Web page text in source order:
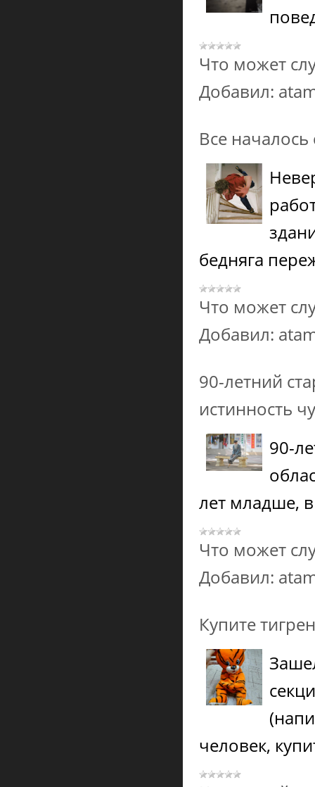
Что может
Добавил:
Все
бедняга
Что может
Добавил:
90-летний
истинность
90-
лет младше,
Что может
Добавил:
Купите
человек,